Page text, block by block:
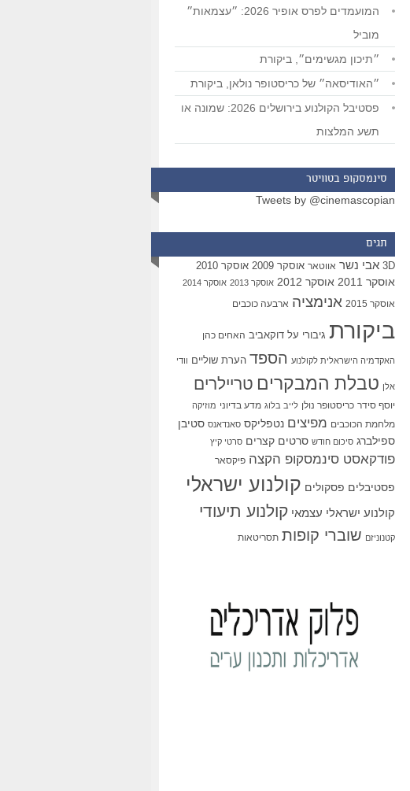
המועמדים לפרס אופיר 2026: ״עצמאות״
מוביל
״תיכון מגשימים״, ביקורת
״האודיסאה״ של כריסטופר נולאן, ביקורת
פסטיבל הקולנוע בירושלים 2026: שמונה או
תשע המלצות
סינמסקופ בטוויטר
Tweets by @cinemascopian
תגים
3D אבי נשר אווטאר אוסקר 2009 אוסקר 2010
אוסקר 2011 אוסקר 2012 אוסקר 2013 אוסקר 2014
אוסקר 2015 אנימציה ארבעה כוכבים
ביקורת גיבורי על דוקאביב האחים כהן
האקדמיה הישראלית לקולנוע הספד הערת שוליים וודי
אלן טבלת המבקרים טריילרים
יוסף סידר כריסטופר נולן לייב בלוג מדע בדיוני מוזיקה
מלחמת הכוכבים מפיצים נטפליקס סאנדאנס סטיבן
ספילברג סיכום חודש סרטים קצרים סרטי קיץ
פודקאסט סינמסקופ הקצה פיקסאר
פסטיבלים פסקולים קולנוע ישראלי
קולנוע ישראלי עצמאי קולנוע תיעודי
קטנוניזם שוברי קופות תסריטאות